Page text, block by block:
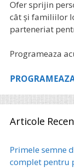
Ofer sprijin
cât și familiilor
parteneriat
Programeaza
Articole
Primele semne
complet pentru